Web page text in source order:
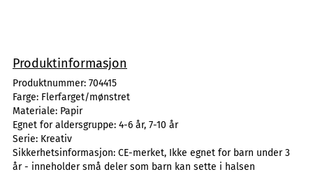
Produktinformasjon
Produktnummer: 704415
Farge: Flerfarget/mønstret
Materiale: Papir
Egnet for aldersgruppe: 4-6 år, 7-10 år
Serie: Kreativ
Sikkerhetsinformasjon: CE-merket, Ikke egnet for barn under 3
år - inneholder små deler som barn kan sette i halsen